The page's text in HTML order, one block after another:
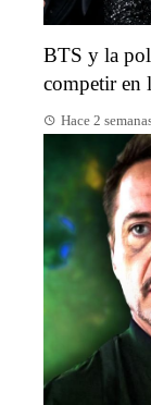
BTS y la
competir en
Hace 2